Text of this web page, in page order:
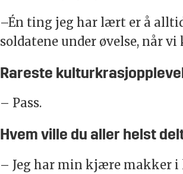
–Én ting jeg har lært er å
soldatene under øvelse, når
Rareste
– Pass.
Hvem ville du aller helst
– Jeg har min kjære makker i